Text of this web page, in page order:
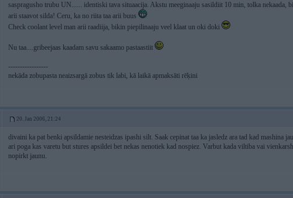
saspragusho trubu UN...... identiski tava situaacija. Akstu meeginaaju sasildiit 10 min, tolka nekaada,
arii staavot silda! Ceru, ka no riita taa arii buus
Check coolant level man arii raadiija, bikin piepilinaaju veel klaat un oki doki
Nu taa....gribeejaas kaadam savu sakaamo pastaastiit
-----------------
nekāda zobupasta neaizsargā zobus tik labi, kā laikā apmaksāti rēķini
20. Jan 2006, 21:24
divaini ka pat benki apsildamie nesteidzas ipashi silt. Saak cepinat taa ka jasledz ara tad kad mashina
ari poga kas varetu but stures apsildei bet nekas nenotiek kad nospiez. Varbut kada viltiba vai
nopirkt jaunu.